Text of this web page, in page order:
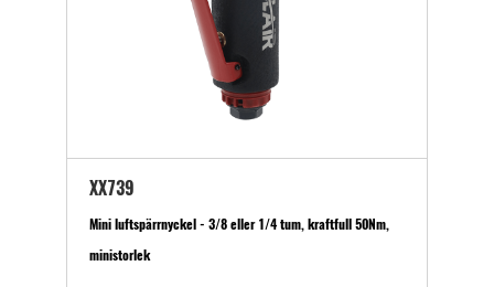
XX739
Mini luftspärrnyckel - 3/8 eller 1/4 tum, kraftfull 50Nm,
ministorlek